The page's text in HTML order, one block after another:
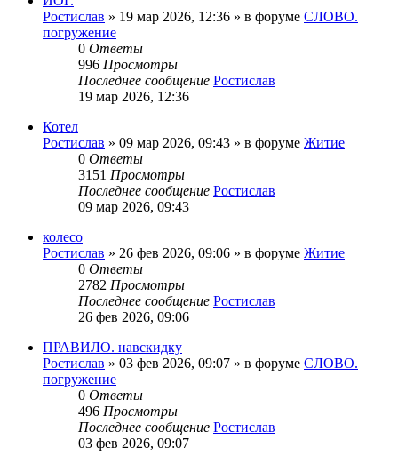
Ростислав » 19 мар 2026, 12:36 » в форуме СЛОВО.
погружение
0 Ответы
996 Просмотры
Последнее сообщение Ростислав
19 мар 2026, 12:36
Котел
Ростислав » 09 мар 2026, 09:43 » в форуме Житие
0 Ответы
3151 Просмотры
Последнее сообщение Ростислав
09 мар 2026, 09:43
колесо
Ростислав » 26 фев 2026, 09:06 » в форуме Житие
0 Ответы
2782 Просмотры
Последнее сообщение Ростислав
26 фев 2026, 09:06
ПРАВИЛО. навскидку
Ростислав » 03 фев 2026, 09:07 » в форуме СЛОВО.
погружение
0 Ответы
496 Просмотры
Последнее сообщение Ростислав
03 фев 2026, 09:07